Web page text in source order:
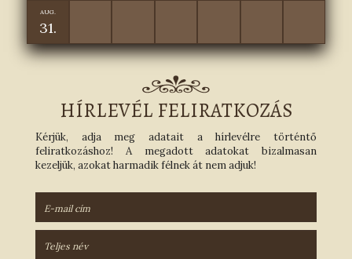
AUG.
31.
HÍRLEVÉL FELIRATKOZÁS
Kérjük, adja meg adatait a hírlevélre történtő
feliratkozáshoz! A megadott adatokat bizalmasan
kezeljük, azokat harmadik félnek át nem adjuk!